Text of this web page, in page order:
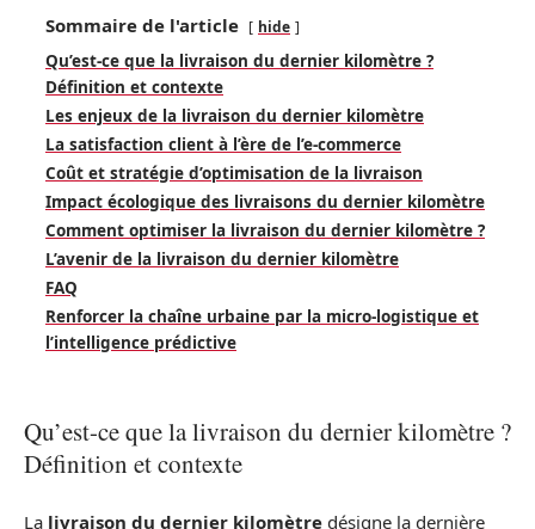
Sommaire de l'article hide
Qu’est-ce que la livraison du dernier kilomètre ?
Définition et contexte
Les enjeux de la livraison du dernier kilomètre
La satisfaction client à l’ère de l’e-commerce
Coût et stratégie d’optimisation de la livraison
Impact écologique des livraisons du dernier kilomètre
Comment optimiser la livraison du dernier kilomètre ?
L’avenir de la livraison du dernier kilomètre
FAQ
Renforcer la chaîne urbaine par la micro-logistique et
l’intelligence prédictive
Qu’est-ce que la livraison du dernier kilomètre ?
Définition et contexte
La livraison du dernier kilomètre désigne la dernière